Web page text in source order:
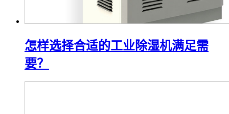
怎样选择合适的工业除湿机满足需
要？